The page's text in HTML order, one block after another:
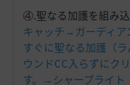
④.聖なる加護を組み
キャッチ→ガーディ
すぐに聖なる加護（
ウンドCC入らずにク
す。→シャープライ